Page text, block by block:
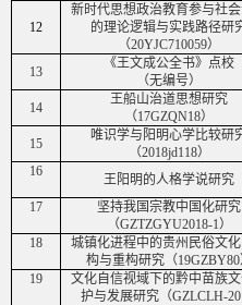
12
新时代思想政治教育参与社
的理论逻辑与实践路径研
（20YJC710059）
13
《王文成公全书》点校
（无编号）
14
王船山治道思想研究
（17GZQN18）
15
唯识学与阳明心学比较研
（2018jd118）
16
王阳明的人格学说研究
17
坚持我国宗教中国化研究
（GZTZGYU2018-1）
18
城镇化进程中的贵州民俗文
构与重构研究（19GZBY80
19
文化自信视域下的黔中苗族
护与发展研究（GZLCLH-